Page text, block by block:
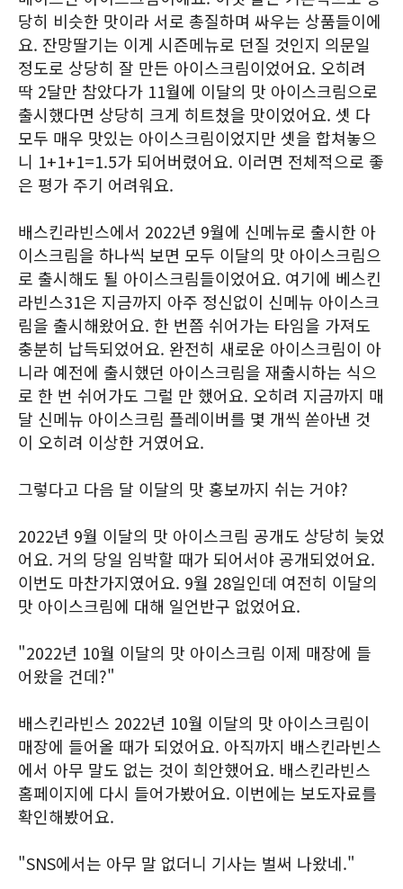
당히 비슷한 맛이라 서로 총질하며 싸우는 상품들이에
요. 잔망딸기는 이게 시즌메뉴로 던질 것인지 의문일
정도로 상당히 잘 만든 아이스크림이었어요. 오히려
딱 2달만 참았다가 11월에 이달의 맛 아이스크림으로
출시했다면 상당히 크게 히트쳤을 맛이었어요. 셋 다
모두 매우 맛있는 아이스크림이었지만 셋을 합쳐놓으
니 1+1+1=1.5가 되어버렸어요. 이러면 전체적으로 좋
은 평가 주기 어려워요.
배스킨라빈스에서 2022년 9월에 신메뉴로 출시한 아
이스크림을 하나씩 보면 모두 이달의 맛 아이스크림으
로 출시해도 될 아이스크림들이었어요. 여기에 베스킨
라빈스31은 지금까지 아주 정신없이 신메뉴 아이스크
림을 출시해왔어요. 한 번쯤 쉬어가는 타임을 가져도
충분히 납득되었어요. 완전히 새로운 아이스크림이 아
니라 예전에 출시했던 아이스크림을 재출시하는 식으
로 한 번 쉬어가도 그럴 만 했어요. 오히려 지금까지 매
달 신메뉴 아이스크림 플레이버를 몇 개씩 쏟아낸 것
이 오히려 이상한 거였어요.
그렇다고 다음 달 이달의 맛 홍보까지 쉬는 거야?
2022년 9월 이달의 맛 아이스크림 공개도 상당히 늦었
어요. 거의 당일 임박할 때가 되어서야 공개되었어요.
이번도 마찬가지였어요. 9월 28일인데 여전히 이달의
맛 아이스크림에 대해 일언반구 없었어요.
"2022년 10월 이달의 맛 아이스크림 이제 매장에 들
어왔을 건데?"
배스킨라빈스 2022년 10월 이달의 맛 아이스크림이
매장에 들어올 때가 되었어요. 아직까지 배스킨라빈스
에서 아무 말도 없는 것이 희안했어요. 배스킨라빈스
홈페이지에 다시 들어가봤어요. 이번에는 보도자료를
확인해봤어요.
"SNS에서는 아무 말 없더니 기사는 벌써 나왔네."